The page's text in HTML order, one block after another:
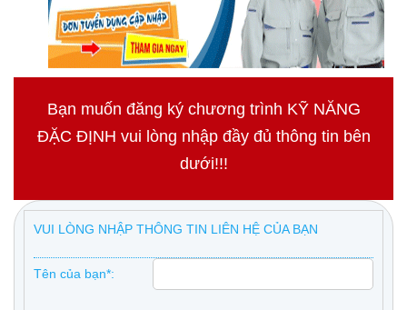
Bạn muốn đăng ký chương trình KỸ NĂNG
ĐẶC ĐỊNH vui lòng nhập đầy đủ thông tin bên
dưới!!!
VUI LÒNG NHẬP THÔNG TIN LIÊN HỆ CỦA BẠN
Tên của bạn*: